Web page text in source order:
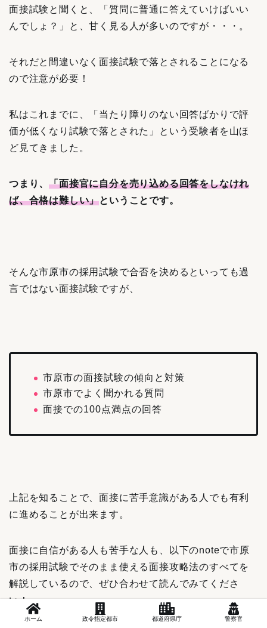
面接試験と聞くと、「質問に普通に答えていけばいい
んでしょ？」と、甘く見る人が多いのですが・・・。
それだと間違いなく面接試験で落とされることになる
ので注意が必要！
私はこれまでに、「当たり障りのない回答ばかりで評
価が低くなり試験で落とされた」という受験者を山ほ
ど見てきました。
つまり、「面接官に自分を売り込める回答をしなけれ
ば、合格は難しい」ということです。
そんな市原市の採用試験で合否を決めるといっても過
言ではない面接試験ですが、
市原市の面接試験の傾向と対策
市原市でよく聞かれる質問
面接での100点満点の回答
上記を知ることで、面接に苦手意識がある人でも有利
に進めることが出来ます。
面接に自信がある人も苦手な人も、以下のnoteで市原
市の採用試験でそのまま使える面接攻略法のすべてを
解説しているので、ぜひ合わせて読んでみてくださ
い！
ホーム 政令指定都市 都道府県庁 警察官